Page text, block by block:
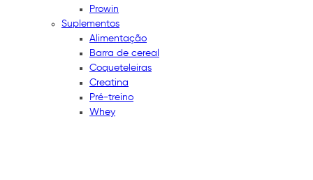
Prowin
Suplementos
Alimentação
Barra de cereal
Coqueteleiras
Creatina
Pré-treino
Whey